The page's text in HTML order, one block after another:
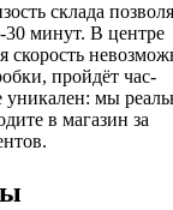
склада
30 минут. В центре
скорость
пройдёт час-
мы
в магазин за